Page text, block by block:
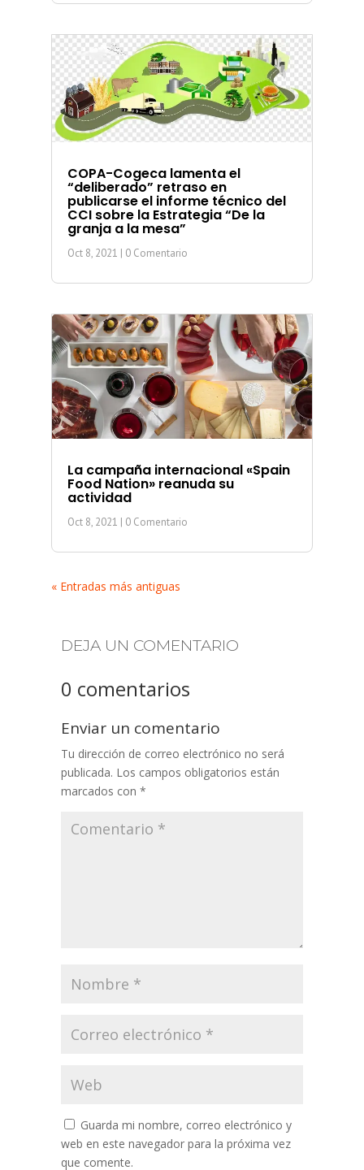
COPA-Cogeca lamenta el
“deliberado” retraso en
publicarse el informe técnico del
CCI sobre la Estrategia “De la
granja a la mesa”
Oct 8, 2021 | 0 Comentario
La campaña internacional «Spain
Food Nation» reanuda su
actividad
Oct 8, 2021 | 0 Comentario
« Entradas más antiguas
DEJA UN COMENTARIO
0 comentarios
Enviar un comentario
Tu dirección de correo electrónico no será
publicada. Los campos obligatorios están
marcados con *
Guarda mi nombre, correo electrónico y
web en este navegador para la próxima vez
que comente.